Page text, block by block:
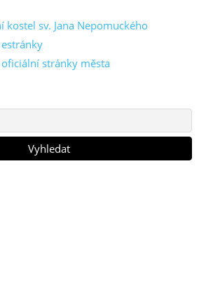
kostel sv. Jana Nepomuckého
stránky města